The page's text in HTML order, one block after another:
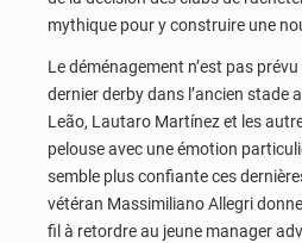
mythique pour y construire une
Le déménagement n’est pas
dernier derby dans l’ancien stade
Leão, Lautaro Martínez et les
pelouse avec une émotion
semble plus confiante ces
vétéran Massimiliano Allegri
fil à retordre au jeune manager